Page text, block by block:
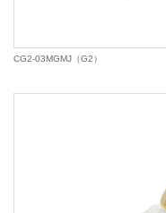
CG2-03MGMJ（G2）